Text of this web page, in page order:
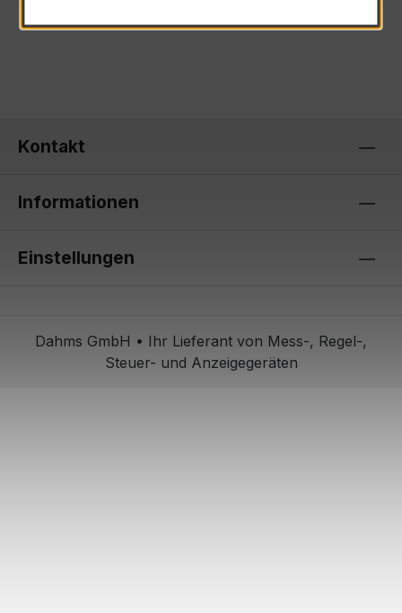
Kontakt
Informationen
Einstellungen
Dahms GmbH • Ihr Lieferant von Mess-, Regel-,
Steuer- und Anzeigegeräten